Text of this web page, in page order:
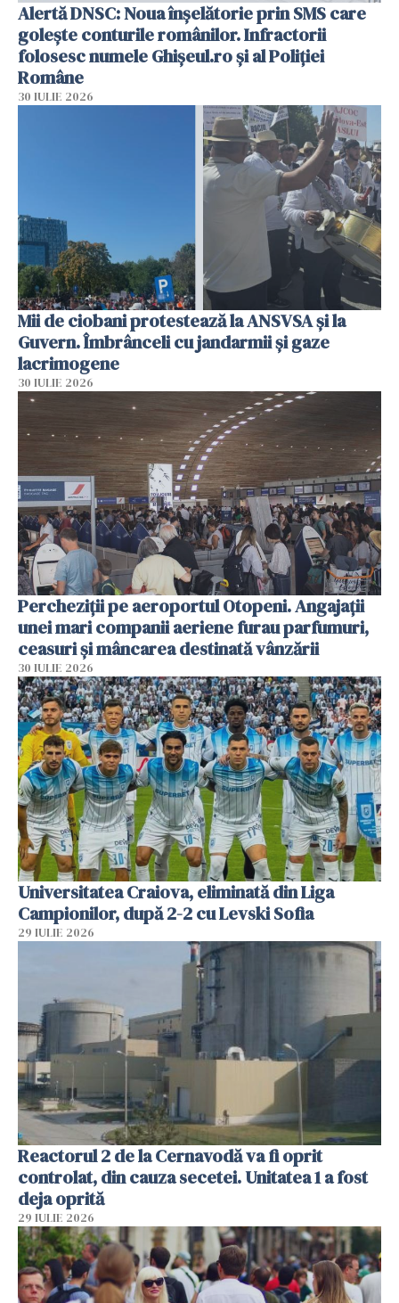
Alertă DNSC: Noua înșelătorie prin SMS care
golește conturile românilor. Infractorii
folosesc numele Ghișeul.ro și al Poliției
Române
30 IULIE 2026
Mii de ciobani protestează la ANSVSA și la
Guvern. Îmbrânceli cu jandarmii și gaze
lacrimogene
30 IULIE 2026
Percheziții pe aeroportul Otopeni. Angajații
unei mari companii aeriene furau parfumuri,
ceasuri și mâncarea destinată vânzării
30 IULIE 2026
Universitatea Craiova, eliminată din Liga
Campionilor, după 2-2 cu Levski Sofia
29 IULIE 2026
Reactorul 2 de la Cernavodă va fi oprit
controlat, din cauza secetei. Unitatea 1 a fost
deja oprită
29 IULIE 2026